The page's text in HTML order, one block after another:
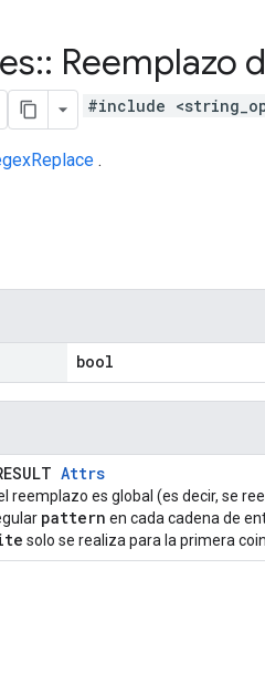
:: Reemplazo
#include
.
bool
Attrs
reemplazo es global (es decir, se
pattern en cada cadena de
solo se realiza para la primera